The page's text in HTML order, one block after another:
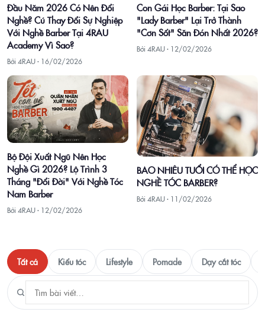
Đầu Năm 2026 Có Nên Đổi
Nghề? Cú Thay Đổi Sự Nghiệp
Với Nghề Barber Tại 4RAU
Academy Vì Sao?
Bởi 4RAU · 16/02/2026
Con Gái Học Barber: Tại Sao
"Lady Barber" Lại Trở Thành
"Cơn Sốt" Săn Đón Nhất 2026?
Bởi 4RAU · 12/02/2026
Bộ Đội Xuất Ngũ Nên Học
Nghề Gì 2026? Lộ Trình 3
Tháng "Đổi Đời" Với Nghề Tóc
Nam Barber
Bởi 4RAU · 12/02/2026
BAO NHIÊU TUỔI CÓ THỂ HỌC
NGHỀ TÓC BARBER?
Bởi 4RAU · 11/02/2026
Tất cả Kiểu tóc Lifestyle Pomade Dạy cắt tóc